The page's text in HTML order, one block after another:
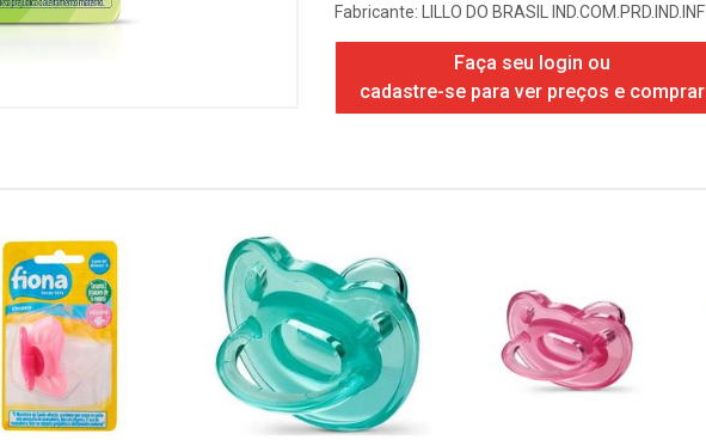
Fabricante:
LILLO DO BRASIL IND.COM.PRD.IND.INF
Faça seu login ou
cadastre-se para ver preços e comprar